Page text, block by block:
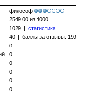
философ
2549.00 из 4000
1029 | статистика
40 | баллы за отзывы: 199
0
0
0
0
0
0